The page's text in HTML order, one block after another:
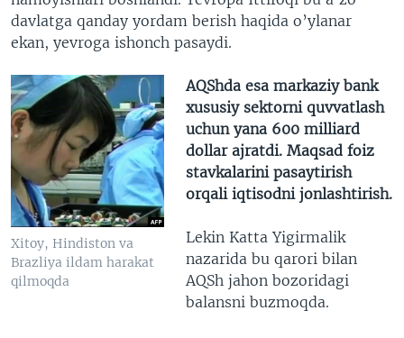
davlatga qanday yordam berish haqida o’ylanar
ekan, yevroga ishonch pasaydi.
Xitoy, Hindiston va
Brazliya ildam harakat
qilmoqda
AQShda esa markaziy bank
xususiy sektorni quvvatlash
uchun yana 600 milliard
dollar ajratdi. Maqsad foiz
stavkalarini pasaytirish
orqali iqtisodni jonlashtirish.
Lekin Katta Yigirmalik
nazarida bu qarori bilan
AQSh jahon bozoridagi
balansni buzmoqda.